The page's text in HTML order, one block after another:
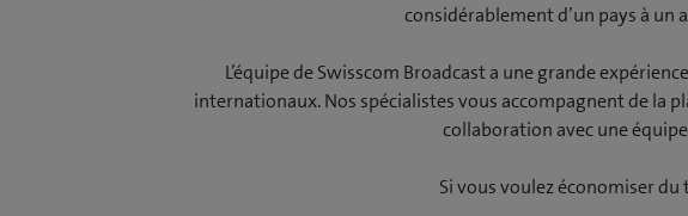
considérablement d’un pays à
L’équipe de Swisscom Broadcast a une grande
internationaux. Nos spécialistes vous accompagnent de la
collaboration avec une
Si vous voulez économiser du